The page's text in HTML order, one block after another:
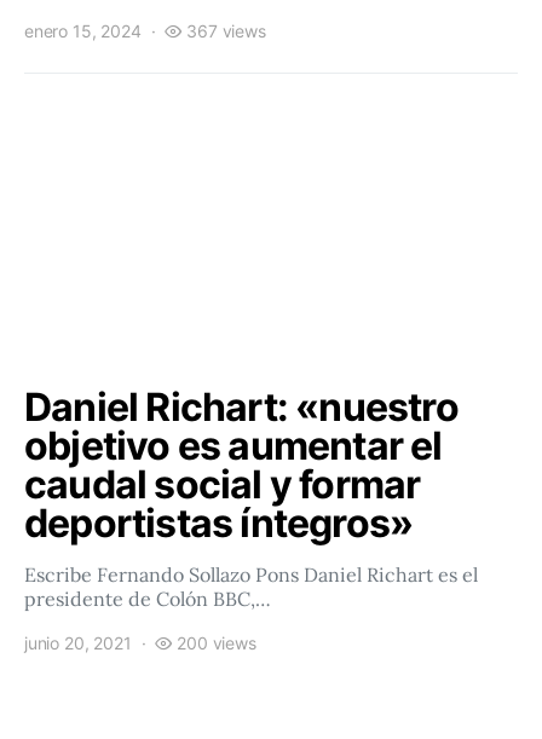
enero 15, 2024 367 views
Daniel Richart: «nuestro
objetivo es aumentar el
caudal social y formar
deportistas íntegros»
Escribe Fernando Sollazo Pons Daniel Richart es el
presidente de Colón BBC,…
junio 20, 2021 200 views